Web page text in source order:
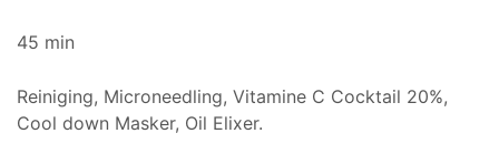
45 min
Reiniging, Microneedling, Vitamine C Cocktail 20%,
Cool down Masker, Oil Elixer.